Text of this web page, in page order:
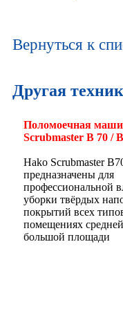
Вернуться к
Другая
Поломоечная
Scrubmaster B 70 /
Hako Scrubmaster
предназначены для
профессиональной
уборки твёрдых
покрытий всех
помещениях
большой площади